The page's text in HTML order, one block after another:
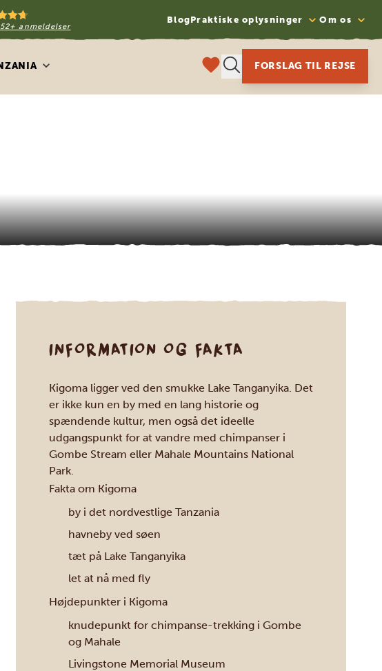
anmeldelser
BlogPraktiske oplysninger Om os
FORSLAG TIL REJSE
INFORMATION OG FAKTA
Kigoma ligger ved den smukke Lake Tanganyika. Det
er ikke kun en by med en lang historie og
spændende kultur, men også det ideelle
udgangspunkt for at vandre med chimpanser i
Gombe Stream eller Mahale Mountains National
Park.
Fakta om Kigoma
by i det nordvestlige Tanzania
havneby ved søen
tæt på Lake Tanganyika
let at nå med fly
Højdepunkter i Kigoma
knudepunkt for chimpanse-trekking i Gombe
og Mahale
Livingstone Memorial Museum